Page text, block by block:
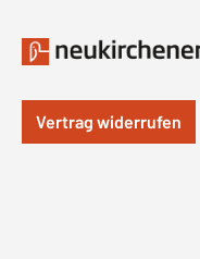
Vertrag widerrufen